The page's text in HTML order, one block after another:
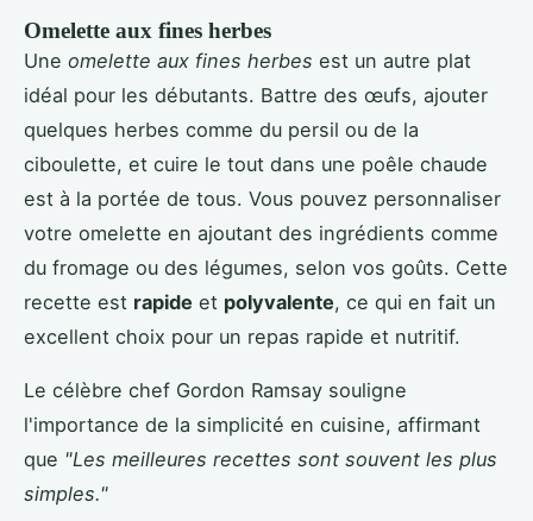
Omelette aux fines herbes
Une omelette aux fines herbes est un autre plat
idéal pour les débutants. Battre des œufs, ajouter
quelques herbes comme du persil ou de la
ciboulette, et cuire le tout dans une poêle chaude
est à la portée de tous. Vous pouvez personnaliser
votre omelette en ajoutant des ingrédients comme
du fromage ou des légumes, selon vos goûts. Cette
recette est rapide et polyvalente, ce qui en fait un
excellent choix pour un repas rapide et nutritif.
Le célèbre chef Gordon Ramsay souligne
l'importance de la simplicité en cuisine, affirmant
que "Les meilleures recettes sont souvent les plus
simples."